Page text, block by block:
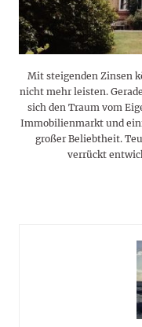
Mit steigenden Zinsen
nicht mehr leisten.
sich den Traum vom
Immobilienmarkt und
großer Beliebtheit.
verrückt